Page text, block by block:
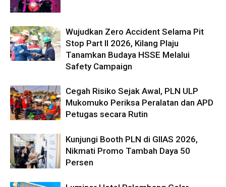
Wujudkan Zero Accident Selama Pit
Stop Part II 2026, Kilang Plaju
Tanamkan Budaya HSSE Melalui
Safety Campaign
Cegah Risiko Sejak Awal, PLN ULP
Mukomuko Periksa Peralatan dan APD
Petugas secara Rutin
Kunjungi Booth PLN di GIIAS 2026,
Nikmati Promo Tambah Daya 50
Persen